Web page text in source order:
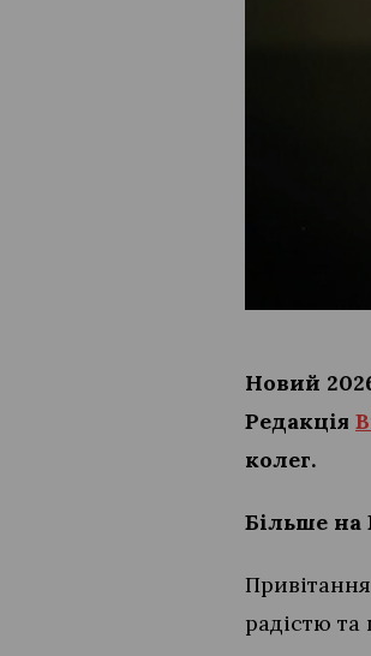
Новий
Редакція
колег.
Більше на
радістю